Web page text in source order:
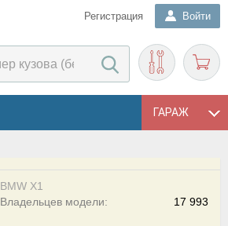
Регистрация Войти
ГАРАЖ
BMW X1
17 993
Владельцев модели: